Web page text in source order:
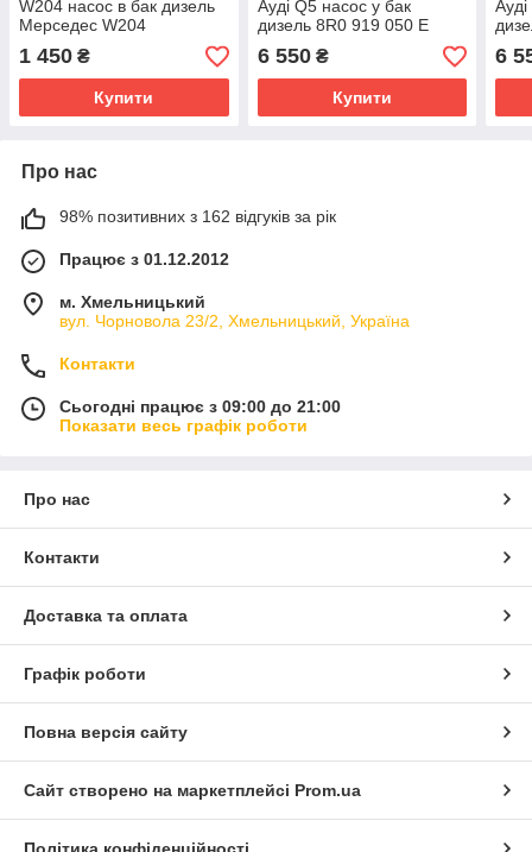
W204 насос в бак дизель
Мерседес W204
0580102003
1 450 ₴
Купити
Ауді Q5 насос у бак
дизель 8R0 919 050 E
A2C53369379
8R0919050E
6 550₴
Купити
919
6
Про нас
98% позитивних з 162 відгуків за рік
Працює з 01.12.2012
м. Хмельницький
вул. Чорновола 23/2, Хмельницький, Україна
Контакти
Сьогодні працює з 09:00 до 21:00
Показати весь графік роботи
Про нас
Контакти
Доставка та оплата
Графік роботи
Повна версія сайту
Сайт створено на маркетплейсі Prom.ua